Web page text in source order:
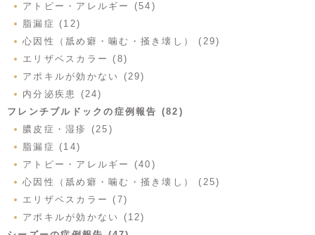
アトピー・アレルギー (54)
脂漏症 (12)
心因性（舐め癖・噛む・掻き壊し） (29)
エリザベスカラー (8)
アポキルが効かない (29)
内分泌疾患 (24)
フレンチブルドックの症例報告 (82)
膿皮症・湿疹 (25)
脂漏症 (14)
アトピー・アレルギー (40)
心因性（舐め癖・噛む・掻き壊し） (25)
エリザベスカラー (7)
アポキルが効かない (12)